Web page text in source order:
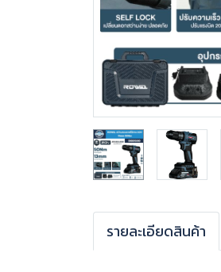
รายละเอียดสินค้า